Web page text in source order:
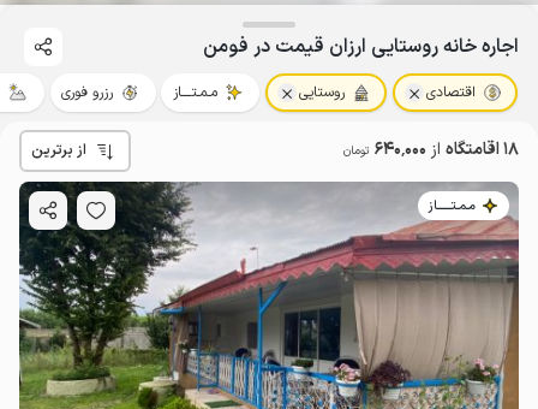
اجاره خانه روستایی ارزان قیمت در فومن
اقتصادی روستایی مـمـتــــاز رزرو فوری
18 اقامتگاه از 640٬000 تومان از برترین
مـمـتــــــاز